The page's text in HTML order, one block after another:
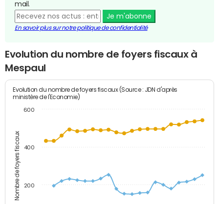
mail.
Je m'abonne
En savoir plus sur notre politique de confidentialité
Evolution du nombre de foyers fiscaux à
Mespaul
Nombre de foyers fiscaux
Evolution du nombre de foyers fiscaux (Source : JDN d'après
ministère de l'Economie)
200
400
600